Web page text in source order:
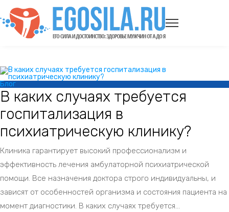
Блог
В каких случаях требуется
госпитализация в
психиатрическую клинику?
Клиника гарантирует высокий профессионализм и
эффективность лечения амбулаторной психиатрической
помощи. Все назначения доктора строго индивидуальны, и
зависят от особенностей организма и состояния пациента на
момент диагностики. В каких случаях требуется...